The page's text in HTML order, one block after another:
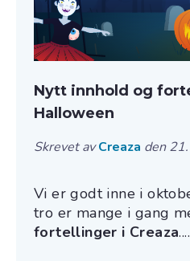
Nytt innhold og
Halloween
Skrevet avCreaza den
Vi er godt inne i
tro er mange i gang
fortellinger i Creaza....